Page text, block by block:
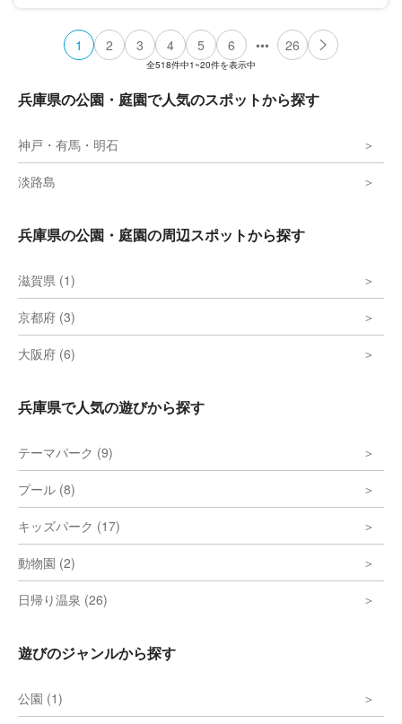
1 2 3 4 5 6 ••• 26
全518件中1~20件を表示中
兵庫県の公園・庭園で人気のスポットから探す
神戸・有馬・明石
淡路島
兵庫県の公園・庭園の周辺スポットから探す
滋賀県 (1)
京都府 (3)
大阪府 (6)
兵庫県で人気の遊びから探す
テーマパーク (9)
プール (8)
キッズパーク (17)
動物園 (2)
日帰り温泉 (26)
遊びのジャンルから探す
公園 (1)